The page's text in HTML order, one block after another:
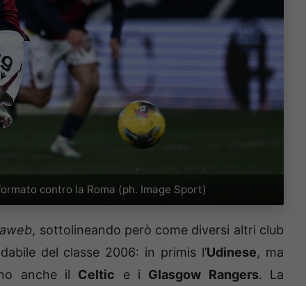
contro la Roma (ph. Image Sport)
, sottolineando però come diversi altri club
del classe 2006: in primis l’Udinese, ma
anche il Celtic e i Glasgow Rangers. La